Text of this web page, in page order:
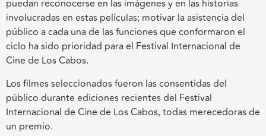
puedan reconocerse en las imágenes y en las historias
involucradas en estas películas; motivar la asistencia del
público a cada una de las funciones que conformaron el
ciclo ha sido prioridad para el Festival Internacional de
Cine de Los Cabos.
Los filmes seleccionados fueron las consentidas del
público durante ediciones recientes del Festival
Internacional de Cine de Los Cabos, todas merecedoras de
un premio.